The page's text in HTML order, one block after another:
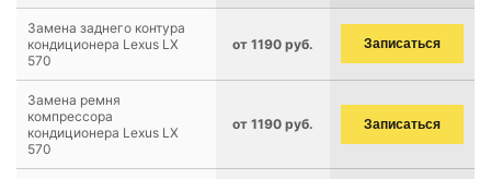
Замена заднего контура
кондиционера Lexus LX
570
от 1190 руб. Записаться
Замена ремня
компрессора
кондиционера Lexus LX
570
от 1190 руб. Записаться